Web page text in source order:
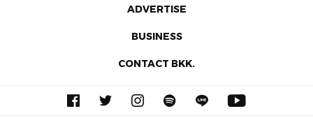
ADVERTISE
BUSINESS
CONTACT BKK.